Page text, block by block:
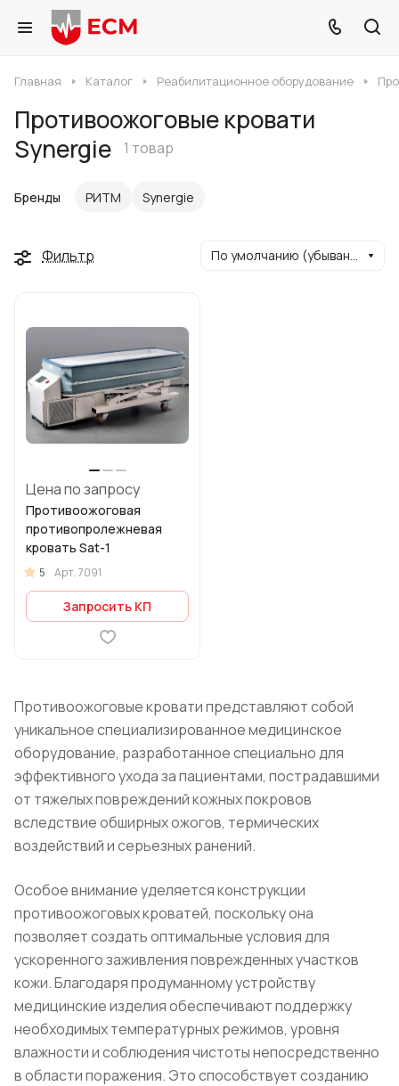
Главная Каталог Реабилитационное оборудование
Противоожоговые кровати
Synergie
1 товар
Бренды РИТМ Synergie
Фильтр По умолчанию (убывание)
Цена по запросу
Противоожоговая
противопролежневая
кровать Sat-1
5 Арт.7091
Запросить КП
Противоожоговые кровати представляют собой
уникальное специализированное медицинское
оборудование, разработанное специально для
эффективного ухода за пациентами, пострадавшими
от тяжелых повреждений кожных покровов
вследствие обширных ожогов, термических
воздействий и серьезных ранений.
Особое внимание уделяется конструкции
противоожоговых кроватей, поскольку она
позволяет создать оптимальные условия для
ускоренного заживления поврежденных участков
кожи. Благодаря продуманному устройству
медицинские изделия обеспечивают поддержку
необходимых температурных режимов, уровня
влажности и соблюдения чистоты непосредственно
в области поражения. Это способствует созданию